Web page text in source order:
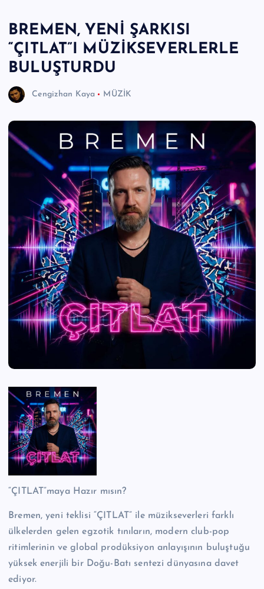
e
r
I
g
ü
n
H
a
b
e
ri
n
M
e
r
BREMEN, YENİ ŞARKISI
“ÇITLAT”I MÜZİKSEVERLERLE
BULUŞTURDU
Cengizhan Kaya MÜZİK
“ÇITLAT”maya Hazır mısın?
Bremen, yeni teklisi “ÇITLAT” ile müzikseverleri farklı
ülkelerden gelen egzotik tınıların, modern club-pop
ritimlerinin ve global prodüksiyon anlayışının buluştuğu
yüksek enerjili bir Doğu-Batı sentezi dünyasına davet
ediyor.